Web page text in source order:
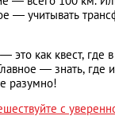
— учитывать
это как квест, где
— знать, где
разумно!
с